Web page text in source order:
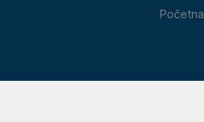
Početna